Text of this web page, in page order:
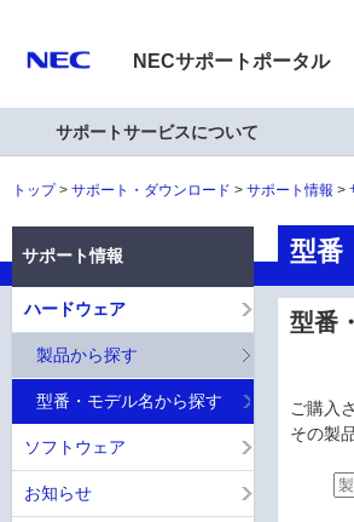
NECサポートポータル
サポートサービスについて
トップ サポート・ダウンロード サポート情報
型番
型番
ご購入
その製
サポート情報
ハードウェア
製品から探す
型番・モデル名から探す
ソフトウェア
お知らせ